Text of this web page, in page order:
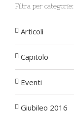
Filtra per categorie:
Articoli
Capitolo
Eventi
Giubileo 2016